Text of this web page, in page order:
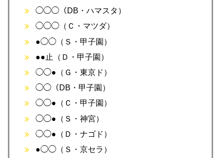
◯◯◯（DB・ハマスタ）
◯◯◯（Ｃ・マツダ）
●◯◯（Ｓ・甲子園）
●●止（Ｄ・甲子園）
◯◯●（Ｇ・東京ド）
◯◯（DB・甲子園）
◯◯●（Ｃ・甲子園）
◯◯●（Ｓ・神宮）
◯◯●（Ｄ・ナゴド）
●◯◯（Ｓ・京セラ）